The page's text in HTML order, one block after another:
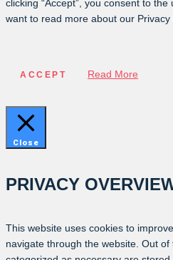
clicking “Accept”, you consent to
want to read more about our
ACCEPT Read More
Close
PRIVACY
This website uses cookies to
navigate through the website. Out